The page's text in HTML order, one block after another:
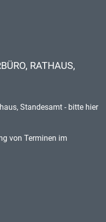
RATHAUS,
Standesamt - bitte hier
von Terminen im